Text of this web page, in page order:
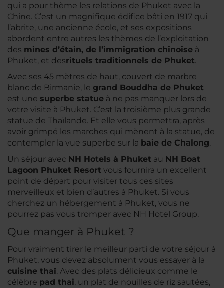
qui a pour thème les relations de Phuket avec la
Chine. C’est un magnifique édifice bâti en 1917 qui
l’abrite, une ancienne école, et ses expositions
abordent entre autres les thèmes de l’exploitation
des mines d’étain, de l’immigration chinoise à
Phuket, et desrituels traditionnels de Phuket.
Avec ses 45 mètres de haut, couvert de marbre
blanc de Birmanie, le grand Bouddha de Phuket
est une superbe statue à ne pas manquer lors de
votre visite à Phuket. C’est la troisième plus grande
statue de Thaïlande. Et elle vous permettra, après
avoir grimpé les marches qui mènent à la statue, de
contempler la vue superbe sur la baie de Chalong.
Un séjour avec NH Hotels à Phuket au NH Boat
Lagoon Phuket Resort vous fournira un excellent
point de départ pour visiter tous ces sites
merveilleux et bien d’autres à Phuket. Si vous
cherchez un hébergement à Phuket, vous ne
pourrez pas vous tromper avec NH Hotel Group.
Que manger à Phuket ?
Pour vraiment tirer le meilleur parti de votre séjour à
Phuket, vous devez absolument vous essayer à la
cuisine thaï. Avec des plats délicieux comme le
célèbre pad thai, un plat de nouilles de riz sautées,